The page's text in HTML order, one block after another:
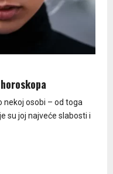
nekoj osobi – od toga
su joj najveće slabosti i